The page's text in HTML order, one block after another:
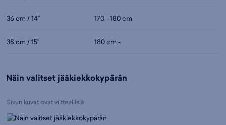
36 cm / 14” 170 - 180 cm
38 cm / 15” 180 cm -
Näin valitset jääkiekkokypärän
Sivun kuvat ovat viitteellisiä